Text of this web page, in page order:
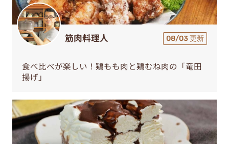
筋肉料理人 08/03 更新
食べ比べが楽しい！鶏もも肉と鶏むね肉の「竜田
揚げ」